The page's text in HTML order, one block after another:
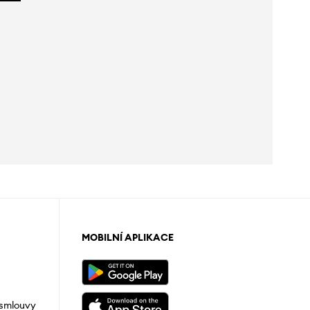
MOBILNÍ APLIKACE